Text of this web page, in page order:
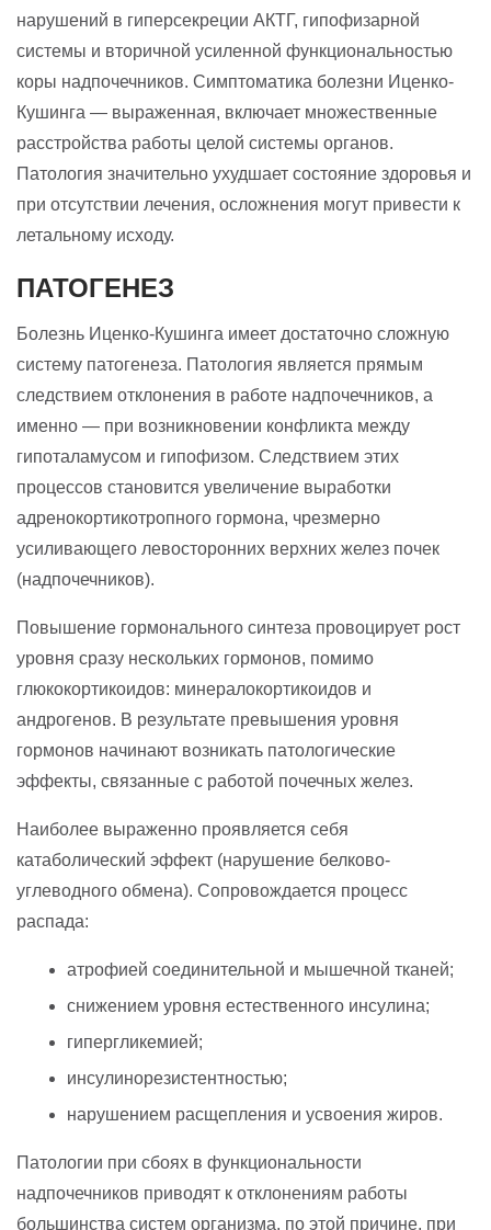
нарушений в гиперсекреции АКТГ, гипофизарной
системы и вторичной усиленной функциональностью
коры надпочечников. Симптоматика болезни Иценко-
Кушинга — выраженная, включает множественные
расстройства работы целой системы органов.
Патология значительно ухудшает состояние здоровья и
при отсутствии лечения, осложнения могут привести к
летальному исходу.
ПАТОГЕНЕЗ
Болезнь Иценко-Кушинга имеет достаточно сложную
систему патогенеза. Патология является прямым
следствием отклонения в работе надпочечников, а
именно — при возникновении конфликта между
гипоталамусом и гипофизом. Следствием этих
процессов становится увеличение выработки
адренокортикотропного гормона, чрезмерно
усиливающего левосторонних верхних желез почек
(надпочечников).
Повышение гормонального синтеза провоцирует рост
уровня сразу нескольких гормонов, помимо
глюкокортикоидов: минералокортикоидов и
андрогенов. В результате превышения уровня
гормонов начинают возникать патологические
эффекты, связанные с работой почечных желез.
Наиболее выраженно проявляется себя
катаболический эффект (нарушение белково-
углеводного обмена). Сопровождается процесс
распада:
атрофией соединительной и мышечной тканей;
снижением уровня естественного инсулина;
гипергликемией;
инсулинорезистентностью;
нарушением расщепления и усвоения жиров.
Патологии при сбоях в функциональности
надпочечников приводят к отклонениям работы
большинства систем организма, по этой причине, при